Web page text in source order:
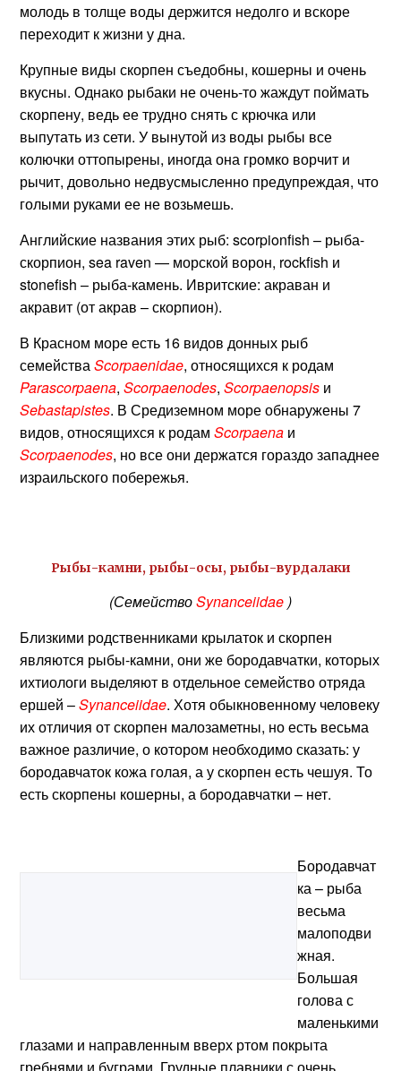
молодь в толще воды держится недолго и вскоре
переходит к жизни у дна.
Крупные виды скорпен съедобны, кошерны и очень
вкусны. Однако рыбаки не очень-то жаждут поймать
скорпену, ведь ее трудно снять с крючка или
выпутать из сети. У вынутой из воды рыбы все
колючки оттопырены, иногда она громко ворчит и
рычит, довольно недвусмысленно предупреждая, что
голыми руками ее не возьмешь.
Английские названия этих рыб: scorpionfish – рыба-
скорпион, sea raven — морской ворон, rockfish и
stonefish – рыба-камень. Ивритские: акраван и
акравит (от акрав – скорпион).
В Красном море есть 16 видов донных рыб
семействаScorpaenidae, относящихся к родам
Parascorpaena,Scorpaenodes,Scorpaenopsis и
Sebastapistes. В Средиземном море обнаружены 7
видов, относящихся к родамScorpaena и
Scorpaenodes, но все они держатся гораздо западнее
израильского побережья.
Рыбы-камни, рыбы-осы, рыбы-вурдалаки
(СемействоSynanceiidae )
Близкими родственниками крылаток и скорпен
являются рыбы-камни, они же бородавчатки, которых
ихтиологи выделяют в отдельное семейство отряда
ершей –Synanceiidae. Хотя обыкновенному человеку
их отличия от скорпен малозаметны, но есть весьма
важное различие, о котором необходимо сказать: у
бородавчаток кожа голая, а у скорпен есть чешуя. То
есть скорпены кошерны, а бородавчатки – нет.
Бородавчат
ка – рыба
весьма
малоподви
жная.
Большая
голова с
маленькими
глазами и направленным вверх ртом покрыта